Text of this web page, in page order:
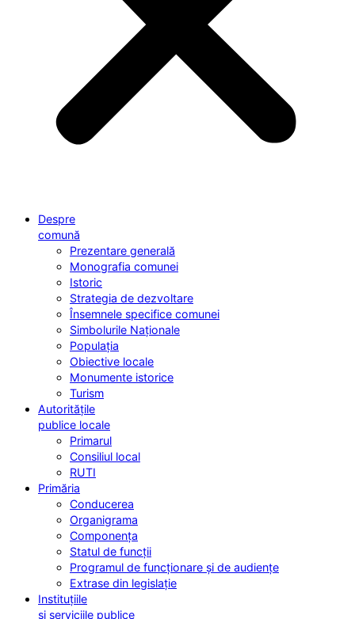
Despre
comună
Prezentare generală
Monografia comunei
Istoric
Strategia de dezvoltare
Însemnele specifice comunei
Simbolurile Naționale
Populația
Obiective locale
Monumente istorice
Turism
Autoritățile
publice locale
Primarul
Consiliul local
RUTI
Primăria
Conducerea
Organigrama
Componența
Statul de funcții
Programul de funcționare și de audiențe
Extrase din legislație
Instituțiile
și serviciile publice